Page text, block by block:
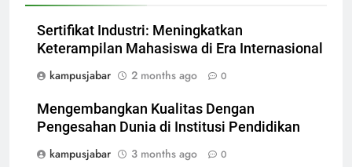
Sertifikat Industri: Meningkatkan
Keterampilan Mahasiswa di Era Internasional
kampusjabar
2 months ago 0
Mengembangkan Kualitas Dengan
Pengesahan Dunia di Institusi Pendidikan
kampusjabar
3 months ago 0